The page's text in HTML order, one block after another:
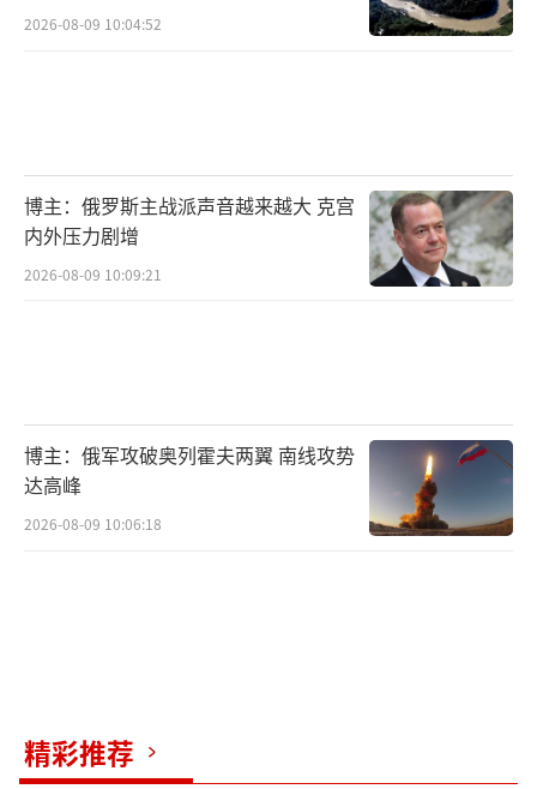
2026-08-09 10:04:52
博主：俄罗斯主战派声音越来越大 克宫
内外压力剧增
2026-08-09 10:09:21
博主：俄军攻破奥列霍夫两翼 南线攻势
达高峰
2026-08-09 10:06:18
精彩推荐